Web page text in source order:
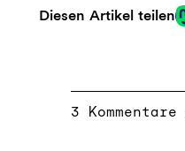
Diesen Artikel teilen
3